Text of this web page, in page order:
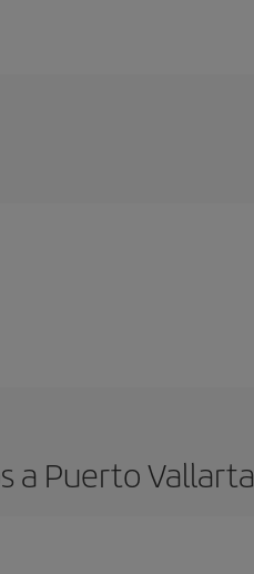
a Puerto Vallarta